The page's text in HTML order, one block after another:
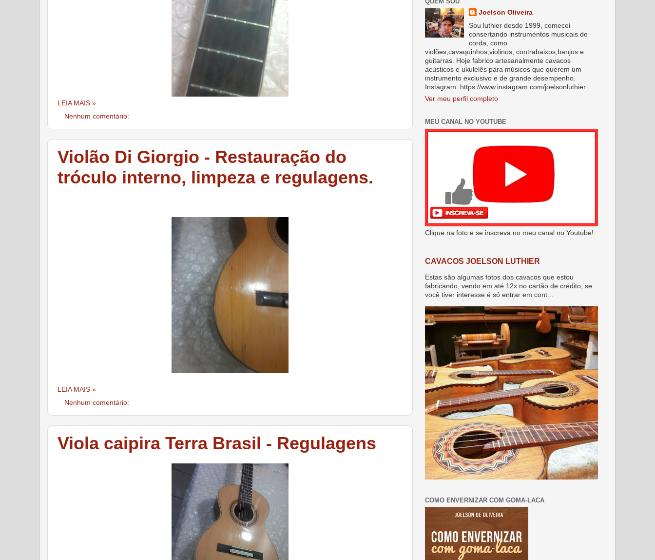
LEIA MAIS »
Nenhum comentário:
Violão Di Giorgio - Restauração do
tróculo interno, limpeza e regulagens.
LEIA MAIS »
Nenhum comentário:
Viola caipira Terra Brasil - Regulagens
Joelson Oliveira
Sou luthier desde 1999, comecei
consertando instrumentos musicais de
corda, como
violões,cavaquinhos,violinos, contrabaixos,banjos e
guitarras. Hoje fabrico artesanalmente cavacos
acústicos e ukulelês para músicos que querem um
instrumento exclusivo e de grande desempenho.
Instagram: https://www.instagram.com/joelsonluthier
Ver meu perfil completo
MEU CANAL NO YOUTUBE
Clique na foto e se inscreva no meu canal no Youtube!
CAVACOS JOELSON LUTHIER
Estas são algumas fotos dos cavacos que estou
fabricando, vendo em até 12x no cartão de crédito, se
você tiver interesse é só entrar em cont...
COMO ENVERNIZAR COM GOMA-LACA